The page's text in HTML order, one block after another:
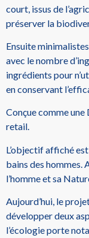
court, issus de
préserver la
Ensuite minimalistes
avec le nombre
ingrédients pour
en conservant
Conçue comme une
retail.
L’objectif affiché
bains des hommes.
l’homme et sa
Aujourd’hui, le
développer deux
l’écologie porte